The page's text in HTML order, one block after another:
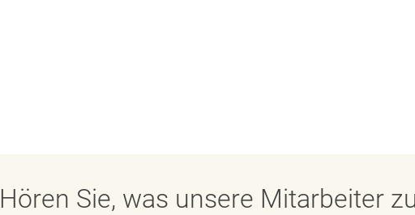
Hören Sie, was unsere Mitarbeiter